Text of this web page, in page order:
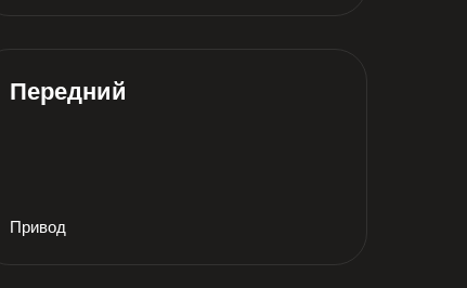
Привод
Передний